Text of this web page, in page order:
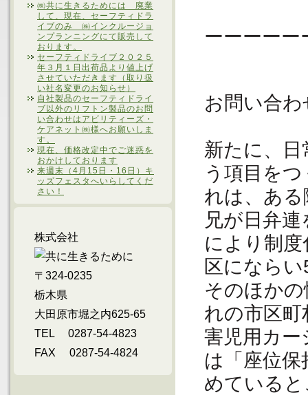
㈱共に生きるためには 廃業
して、現在、セーフティドラ
イブのみ ㈱インクルージョ
ンプランニングにて販売して
おります。
セーフティドライブ２０２５
年３月１日出荷品より値上げ
させていただきます（取り扱
い社名変更のお知らせ）
自社製品のセーフティドライ
ブ以外のリフトン製品のお問
い合わせはアビリティーズ・
ケアネット㈱様へお願いしま
す。
現在、価格改定中でご迷惑を
おかけしております
来週末（4月15日・16日）キ
ッズフェスタへいらしてくだ
さい！
株式会社
〒324-0235
栃木県
大田原市堀之内625-65
TEL 0287-54-4823
FAX 0287-54-4824
ーーーーー
お問い合
新たに、
う項目を
れは、あ
兄が日弁
により制
区になら
そのほか
れの市区町
害児用カー
は「座位
めている